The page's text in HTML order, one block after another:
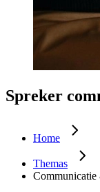
Spreker
Home
Themas